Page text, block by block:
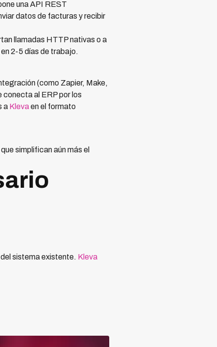
una API REST
datos de facturas y recibir
llamadas HTTP nativas o a
2-5 días de trabajo.
(como Zapier, Make,
conecta al ERP por los
a Klevaen el formato
simplifican aún más el
sistema existente. Kleva